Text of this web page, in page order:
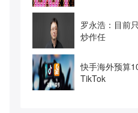
罗永浩：目前
炒作任
快手海外预算
TikTok